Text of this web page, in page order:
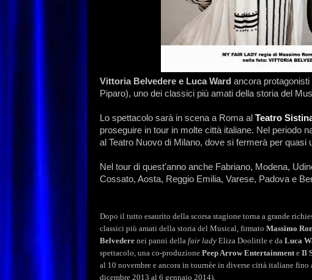
Vittoria Belvedere e Luca Ward ancora protagonisti
Piparo), uno dei classici più amati della storia del
Lo spettacolo sarà in scena a Roma al Teatro
proseguire in tour in molte città italiane. Nel periodo
al Teatro Nuovo di Milano, dove si fermerà per quasi
Nel tour di quest'anno anche Fabriano, Modena,
Cossato, Aosta, Reggio Emilia, Varese, Padova e
Dopo il tutto esaurito della scorsa stagione torna a grande
classici più amati della storia del Musical, firmato Massimo
Belvedere nei panni della fair lady Eliza Doolittle e da Luca
spettacolo, una co-produzione Peep Arrow Entertainment e Il
al 10 novembre e ancora in tournèe in diverse città italiane fino
dicembre 2013 al 6 gennaio 2014).